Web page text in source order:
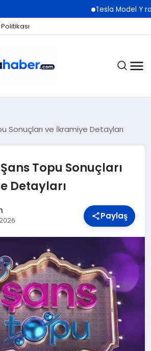
Tesla Model Y rakibi
Sonuçları ve İkramiye Detayları
Topu Sonuçları
Detayları
Paylaş